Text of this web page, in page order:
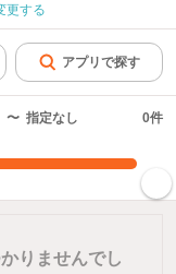
更する
アプリで探す
〜 指定なし 0件
りませんでし